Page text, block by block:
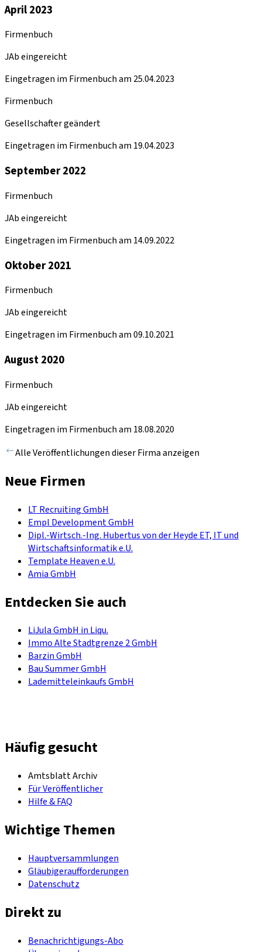
April 2023
Firmenbuch
JAb eingereicht
Eingetragen im Firmenbuch am 25.04.2023
Firmenbuch
Gesellschafter geändert
Eingetragen im Firmenbuch am 19.04.2023
September 2022
Firmenbuch
JAb eingereicht
Eingetragen im Firmenbuch am 14.09.2022
Oktober 2021
Firmenbuch
JAb eingereicht
Eingetragen im Firmenbuch am 09.10.2021
August 2020
Firmenbuch
JAb eingereicht
Eingetragen im Firmenbuch am 18.08.2020
Alle Veröffentlichungen dieser Firma anzeigen
Neue Firmen
LT Recruiting GmbH
Empl Development GmbH
Dipl.-Wirtsch.-Ing. Hubertus von der Heyde ET, IT und
Wirtschaftsinformatik e.U.
Template Heaven e.U.
Amia GmbH
Entdecken Sie auch
LiJula GmbH in Liqu.
Immo Alte Stadtgrenze 2 GmbH
Barzin GmbH
Bau Summer GmbH
Lademitteleinkaufs GmbH
Häufig gesucht
Amtsblatt Archiv
Für Veröffentlicher
Hilfe & FAQ
Wichtige Themen
Hauptversammlungen
Gläubigeraufforderungen
Datenschutz
Direkt zu
Benachrichtigungs-Abo